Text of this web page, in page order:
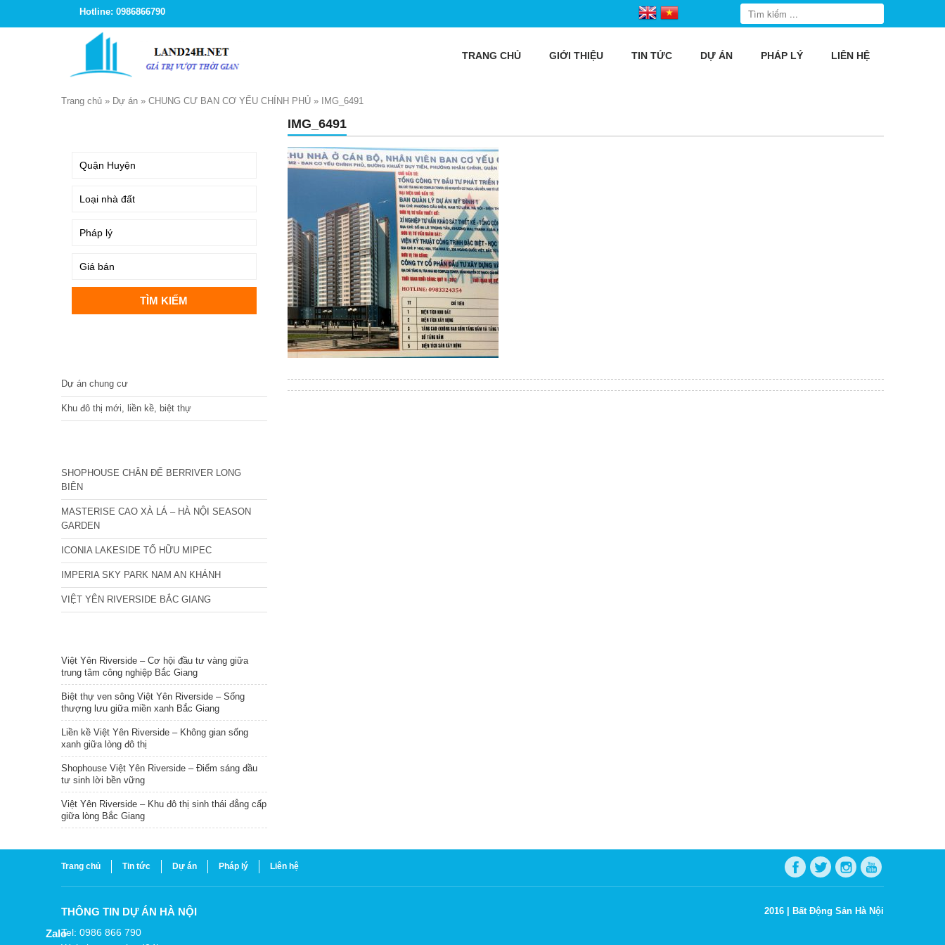
Hotline: 0986866790
TRANG CHỦ GIỚI THIỆU TIN TỨC DỰ ÁN PHÁP LÝ LIÊN HỆ
Trang chủ » Dự án » CHUNG CƯ BAN CƠ YẾU CHÍNH PHỦ » IMG_6491
IMG_6491
Dự án chung cư
Khu đô thị mới, liền kề, biệt thự
SHOPHOUSE CHÂN ĐẾ BERRIVER LONG
BIÊN
MASTERISE CAO XÀ LÁ – HÀ NỘI SEASON
GARDEN
ICONIA LAKESIDE TỐ HỮU MIPEC
IMPERIA SKY PARK NAM AN KHÁNH
VIỆT YÊN RIVERSIDE BẮC GIANG
Việt Yên Riverside – Cơ hội đầu tư vàng giữa
trung tâm công nghiệp Bắc Giang
Biệt thự ven sông Việt Yên Riverside – Sống
thượng lưu giữa miền xanh Bắc Giang
Liền kề Việt Yên Riverside – Không gian sống
xanh giữa lòng đô thị
Shophouse Việt Yên Riverside – Điểm sáng đầu
tư sinh lời bền vững
Việt Yên Riverside – Khu đô thị sinh thái đẳng cấp
giữa lòng Bắc Giang
Trang chủ Tin tức Dự án Pháp lý Liên hệ
THÔNG TIN DỰ ÁN HÀ NỘI
Tel: 0986 866 790
2016 | Bất Động Sản Hà Nội
Zalo